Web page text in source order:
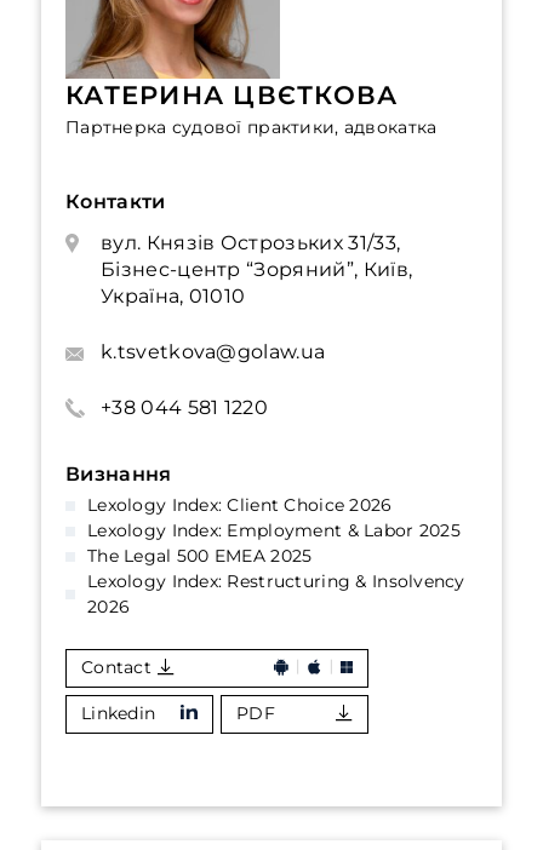
КАТЕРИНА ЦВЄТКОВА
Партнерка судової практики, адвокатка
Контакти
вул. Князів Острозьких 31/33,
Бізнес-центр “Зоряний”, Київ,
Україна, 01010
k.tsvetkova@golaw.ua
+38 044 581 1220
Визнання
Lexology Index: Client Choice 2026
Lexology Index: Employment & Labor 2025
The Legal 500 EMEA 2025
Lexology Index: Restructuring & Insolvency
2026
Contact
Linkedin PDF